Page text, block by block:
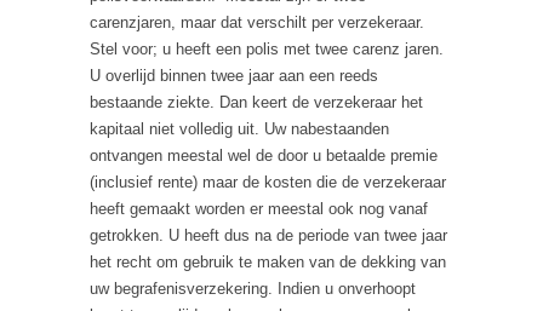
carenzjaren, maar dat verschilt per verzekeraar.
Stel voor; u heeft een polis met twee carenz jaren.
U overlijd binnen twee jaar aan een reeds
bestaande ziekte. Dan keert de verzekeraar het
kapitaal niet volledig uit. Uw nabestaanden
ontvangen meestal wel de door u betaalde premie
(inclusief rente) maar de kosten die de verzekeraar
heeft gemaakt worden er meestal ook nog vanaf
getrokken. U heeft dus na de periode van twee jaar
het recht om gebruik te maken van de dekking van
uw begrafenisverzekering. Indien u onverhoopt